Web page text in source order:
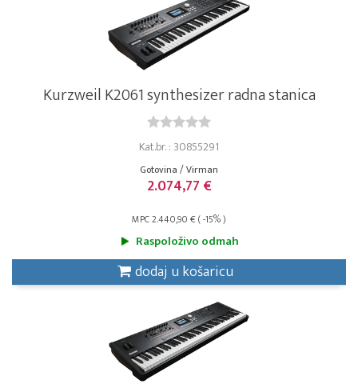
Kurzweil K2061 synthesizer radna stanica
Kat.br. : 30855291
Gotovina / Virman
2.074,77 €
MPC 2.440,90 € ( -15% )
Raspoloživo odmah
dodaj u košaricu